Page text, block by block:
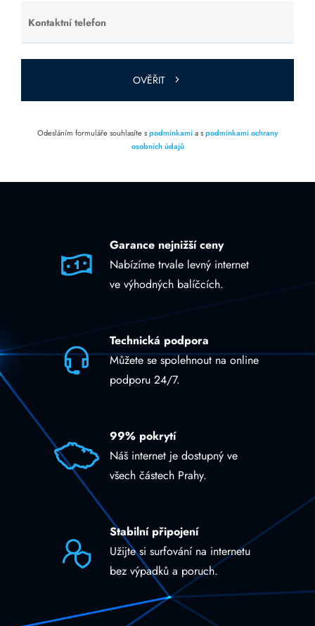
Kontaktní telefon
Ponechte
toto pole
prázdné.
OVĚŘIT
Odesláním formuláře souhlasíte spodmínkamia spodmínkami ochrany
osobních údajů
Garance nejnižší ceny
Nabízíme trvale levný internet
ve výhodných balíčcích.
Technická podpora
Můžete se spolehnout na online
podporu 24/7.
99% pokrytí
Náš internet je dostupný ve
všech částech Prahy.
Stabilní připojení
Užijte si surfování na internetu
bez výpadků a poruch.